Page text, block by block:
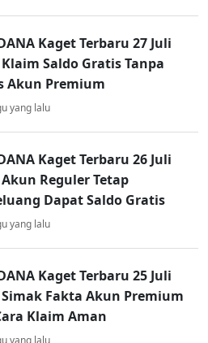
Kaget Terbaru 27 Juli
Klaim Saldo Gratis Tanpa
Akun Premium
yang lalu
Kaget Terbaru 26 Juli
Akun Reguler Tetap
Dapat Saldo Gratis
yang lalu
Kaget Terbaru 25 Juli
Simak Fakta Akun Premium
Klaim Aman